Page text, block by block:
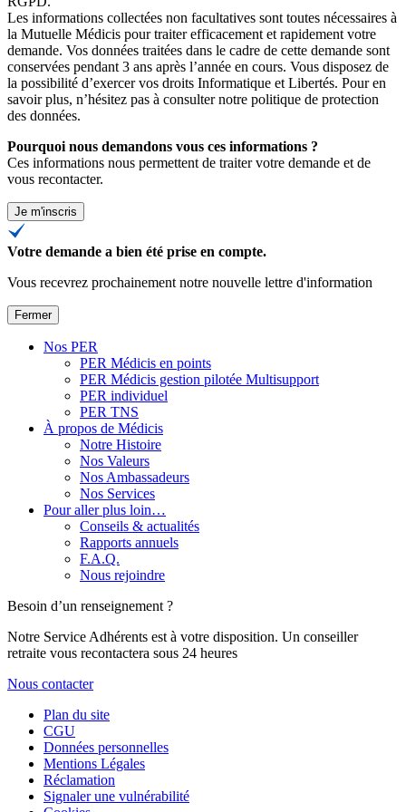
Les informations collectées non facultatives sont toutes nécessaires à
la Mutuelle Médicis pour traiter efficacement et rapidement votre
demande. Vos données traitées dans le cadre de cette demande sont
conservées pendant 3 ans après l’année en cours. Vous disposez de
la possibilité d’exercer vos droits Informatique et Libertés. Pour en
savoir plus, n’hésitez pas à consulternotre politique de protection
des données.
Pourquoi nous demandons vous ces informations ?
Ces informations nous permettent de traiter votre demande et de
vous recontacter.
Je m'inscris
Votre demande a bien été prise en compte.
Vous recevrez prochainement notre nouvelle lettre d'information
Fermer
Nos PER
PER Médicis en points
PER Médicis gestion pilotée Multisupport
PER individuel
PER TNS
À propos de Médicis
Notre Histoire
Nos Valeurs
Nos Ambassadeurs
Nos Services
Pour aller plus loin…
Conseils & actualités
Rapports annuels
F.A.Q.
Nous rejoindre
Besoin d’un renseignement ?
Notre Service Adhérents est à votre disposition. Un conseiller
retraite vous recontactera sous 24 heures
Nous contacter
Plan du site
CGU
Données personnelles
Mentions Légales
Réclamation
Signaler une vulnérabilité